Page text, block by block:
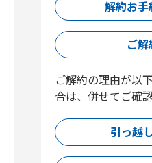
解約お手
ご解
ご解約の理由が以
合は、併せてご確
引っ越